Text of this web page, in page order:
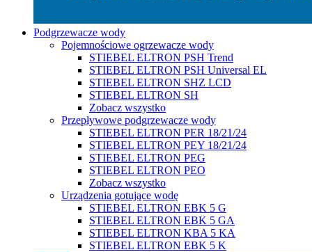
Podgrzewacze wody
Pojemnościowe ogrzewacze wody
STIEBEL ELTRON PSH Trend
STIEBEL ELTRON PSH Universal EL
STIEBEL ELTRON SHZ LCD
STIEBEL ELTRON SH
Zobacz wszystko
Przepływowe podgrzewacze wody
STIEBEL ELTRON PER 18/21/24
STIEBEL ELTRON PEY 18/21/24
STIEBEL ELTRON PEG
STIEBEL ELTRON PEO
Zobacz wszystko
Urządzenia gotujące wodę
STIEBEL ELTRON EBK 5 G
STIEBEL ELTRON EBK 5 GA
STIEBEL ELTRON KBA 5 KA
STIEBEL ELTRON EBK 5 K